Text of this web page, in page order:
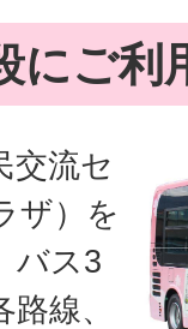
にご利
交流セ
ザ）を
バス3
線、